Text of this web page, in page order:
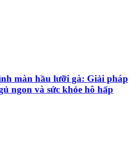
màn hầu lưỡi gà: Giải pháp
ngon và sức khỏe hô hấp